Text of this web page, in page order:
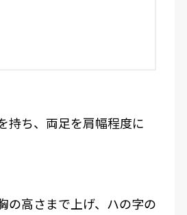
持ち、両足を肩幅程度に
の高さまで上げ、ハの字の